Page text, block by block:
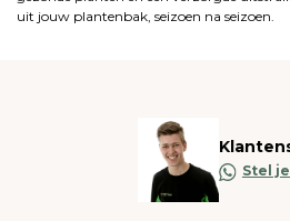
uit jouw plantenbak, seizoen na seizoen.
Stel